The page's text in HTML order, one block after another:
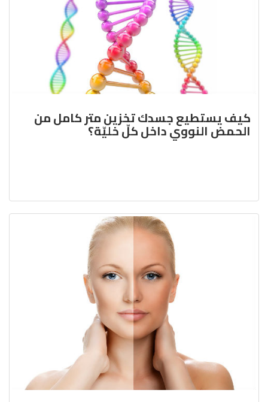
كيف يستطيع جسدك تخزين متر كامل من
الحمض النووي داخل كلّ خليّة؟